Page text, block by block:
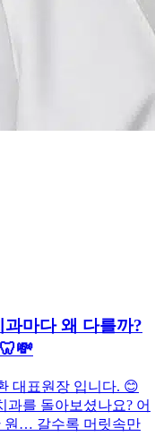
마다 왜 다를까?
대표원장 입니다. 😊
과를 돌아보셨나요? 어
원… 갈수록 머릿속만